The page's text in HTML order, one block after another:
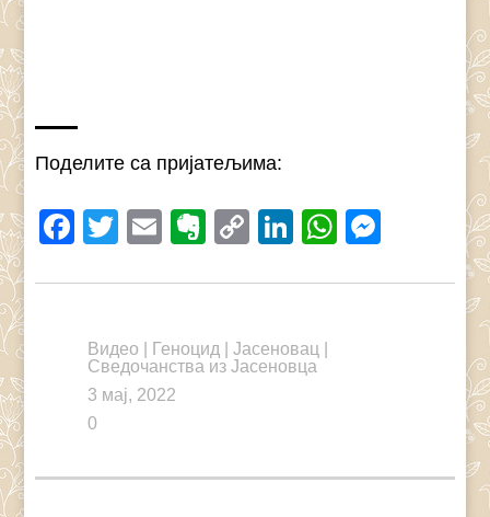
Поделите са пријатељима:
Facebook
Twitter
EmailEvernote
CopyLinkedIn
Видео Геноцид Јасеновац
Сведочанства из Јасеновца
3 мај, 2022
0